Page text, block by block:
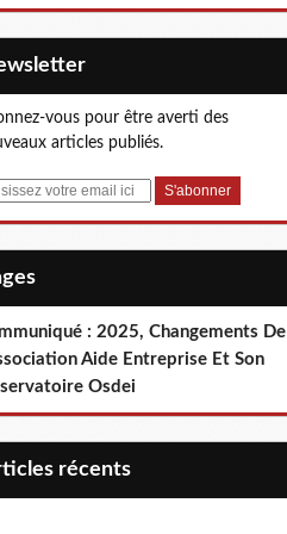
vous pour être averti des
articles publiés.
: 2025, Changements De
Aide Entreprise Et Son
Osdei
récents